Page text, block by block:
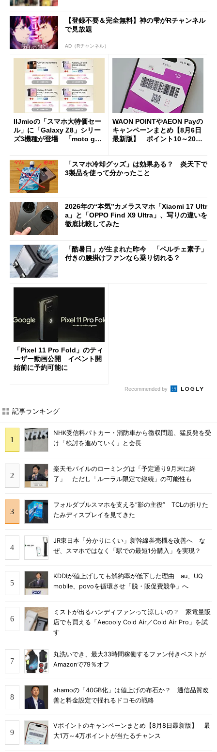
【登録不要＆完全無料】神の雫がRチャンネル
で見放題
AD（Rチャンネル）
IIJmioの「スマホ大特価セー
ル」に「Galaxy Z8」シリー
ズ3機種が登場 「moto g37
WAON POINTやAEON Payの
キャンペーンまとめ【8月6日
最新版】 ポイント10～20倍
「スマホ冷却グッズ」は効果ある？ 炎天下で
3製品を使って分かったこと
2026年の“本気”カメラスマホ「Xiaomi 17 Ultr
a」と「OPPO Find X9 Ultra」、写りの違いを
徹底比較してみた
「酷暑日」が生まれた昨今 「ペルチェ素子」
付きの腰掛けファンなら乗り切れる？
「Pixel 11 Pro Fold」のティ
ーザー動画公開 イベント開
始前に予約可能に
Recommended by
記事ランキング
NHK受信料パトカー・消防車から徴収問題、猛反発を受
け「検討を進めていく」と会長
楽天モバイルのローミングは「予定通り9月末に終
了」 ただし「ルーラル限定で継続」の可能性も
フォルダブルスマホを支える“影の主役” TCLの折りた
たみディスプレイを見てきた
JR東日本「分かりにくい」新幹線券売機を改善へ な
ぜ、スマホではなく「駅での最短1分購入」を実現？
KDDIが値上げしても解約率が低下した理由 au、UQ
mobile、povoを循環させ「脱・販促費競争」へ
ミストが出るハンディファンって涼しいの？ 家電量販
店でも買える「Aecooly Cold Air／Cold Air Pro」を試
す
丸洗いでき、最大33時間稼働するファン付きベストが
Amazonで79％オフ
ahamoの「40GB化」は値上げの布石か？ 通信品質改
善と料金設定で揺れるドコモの戦略
Vポイントのキャンペーンまとめ【8月8日最新版】 最
大1万～4万ポイントが当たるチャンス